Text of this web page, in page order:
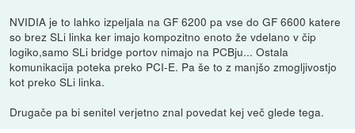
NVIDIA je to lahko izpeljala na GF 6200 pa vse do GF 6600 katere
so brez SLi linka ker imajo kompozitno enoto že vdelano v čip
logiko,samo SLi bridge portov nimajo na PCBju... Ostala
komunikacija poteka preko PCI-E. Pa še to z manjšo zmogljivostjo
kot preko SLi linka.
Drugače pa bi senitel verjetno znal povedat kej več glede tega.